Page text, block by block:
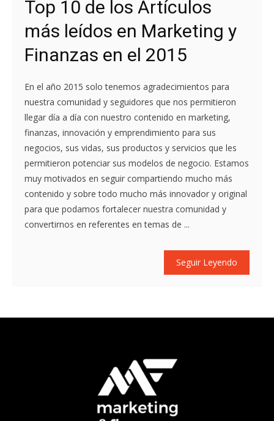
Top 10 de los Artículos
más leídos en Marketing y
Finanzas en el 2015
En el año 2015 solo tenemos agradecimientos para
nuestra comunidad y seguidores que nos permitieron
llegar día a día con nuestro contenido en marketing,
finanzas, innovación y emprendimiento para sus
negocios, sus vidas, sus productos y servicios que les
permitieron potenciar sus modelos de negocio. Estamos
muy motivados en seguir compartiendo mucho más
contenido y sobre todo mucho más innovador y original
para que podamos fortalecer nuestra comunidad y
convertirnos en referentes en temas de ...
Seguir Leyendo